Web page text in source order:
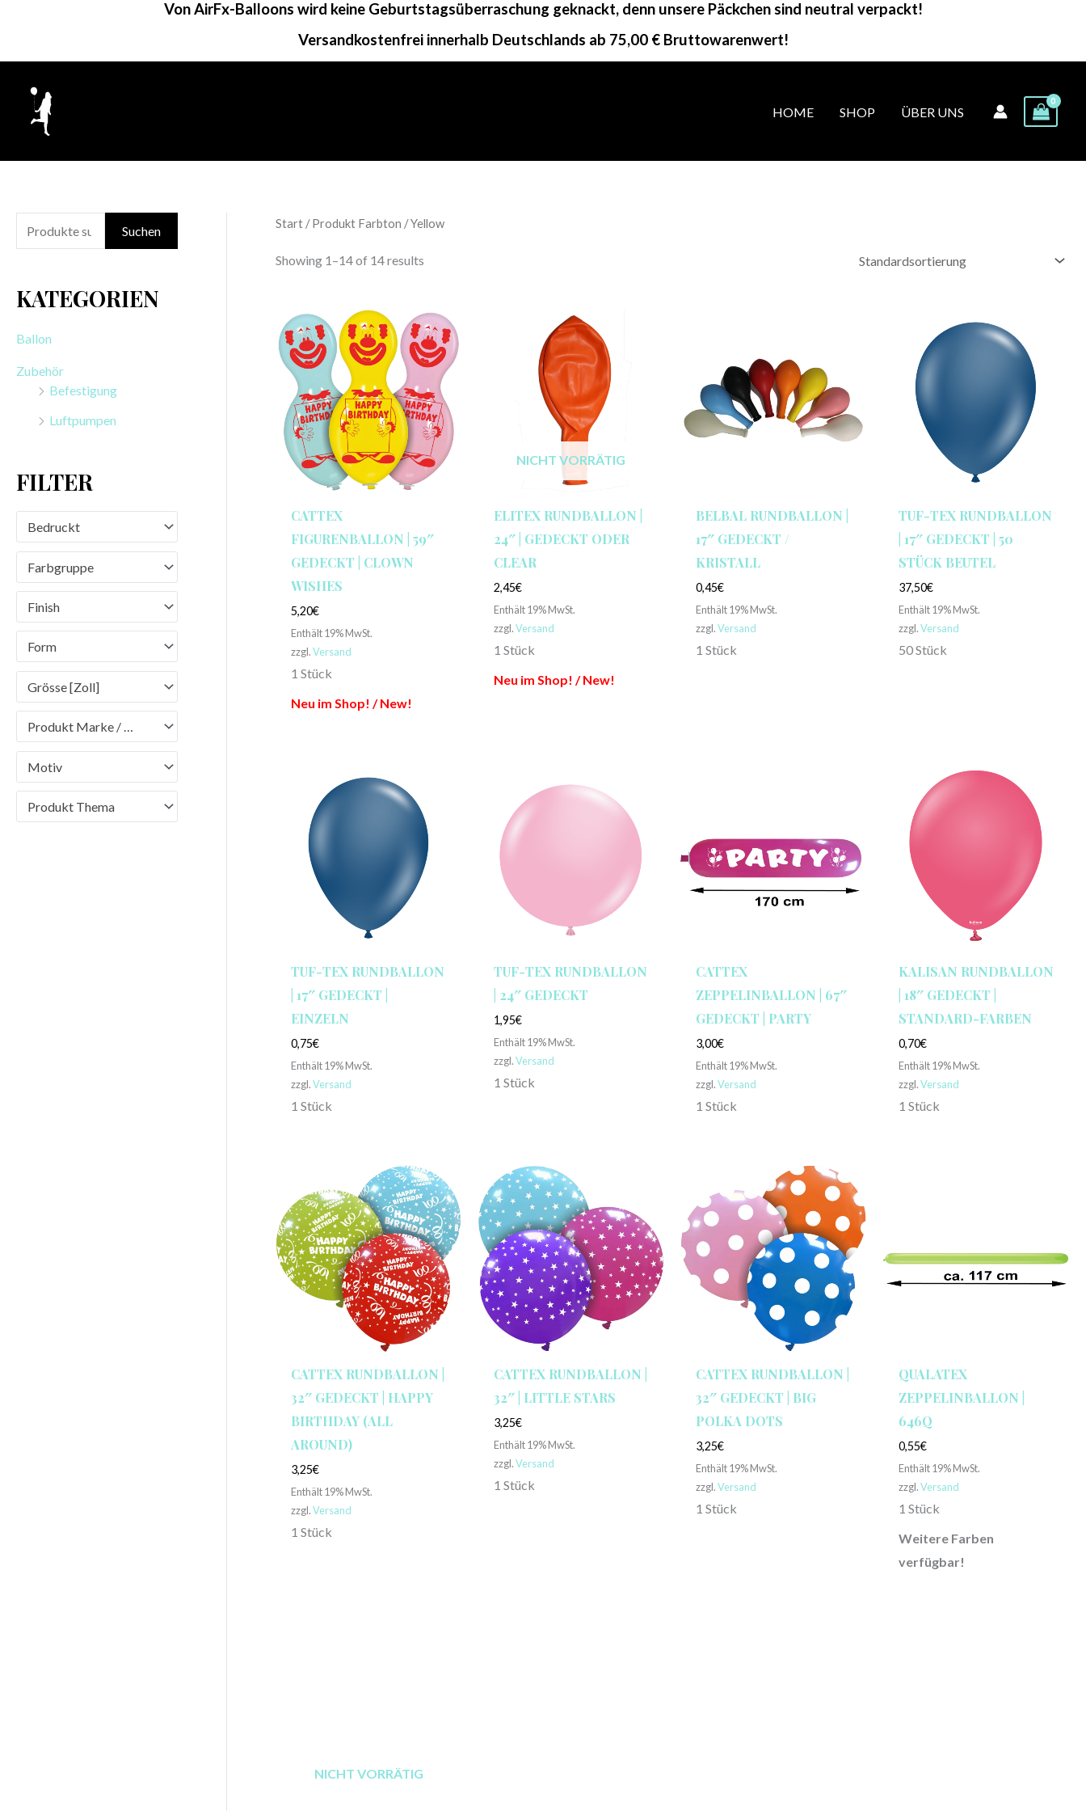
springen
Von AirFx-Balloons wird keine Geburtstagsüberraschung geknackt, denn unsere Päckchen sind neutral verpackt!
Versandkostenfrei innerhalb Deutschlands ab 75,00 € Bruttowarenwert!
HOME SHOP ÜBER UNS
u
h
n
Suchen
KATEGORIEN
Ballon
Zubehör
Befestigung
Luftpumpen
FILTER
Bedruckt
Farbgruppe
Finish
Form
Grösse [Zoll]
Produkt Marke / Brand
Motiv
Produkt Thema
Start/ Produkt Farbton / Yellow
Showing 1–14 of 14 results
CATTEX
FIGURENBALLON | 59″
GEDECKT | CLOWN
WISHES
5,20€
Enthält 19% MwSt.
zzgl.Versand
1 Stück
Neu im Shop! / New!
NICHT VORRÄTIG
ELITEX RUNDBALLON |
24″ | GEDECKT ODER
CLEAR
2,45€
Enthält 19% MwSt.
zzgl.Versand
1 Stück
Neu im Shop! / New!
BELBAL RUNDBALLON |
17″ GEDECKT /
KRISTALL
0,45€
Enthält 19% MwSt.
zzgl.Versand
1 Stück
TUF-TEX RUNDBALLON
| 17″ GEDECKT | 50
STÜCK BEUTEL
37,50€
Enthält 19% MwSt.
zzgl.Versand
50 Stück
TUF-TEX RUNDBALLON
| 17″ GEDECKT |
EINZELN
0,75€
Enthält 19% MwSt.
zzgl.Versand
1 Stück
TUF-TEX RUNDBALLON
| 24″ GEDECKT
1,95€
Enthält 19% MwSt.
zzgl.Versand
1 Stück
CATTEX
ZEPPELINBALLON | 67″
GEDECKT | PARTY
3,00€
Enthält 19% MwSt.
zzgl.Versand
1 Stück
KALISAN RUNDBALLON
| 18″ GEDECKT |
STANDARD-FARBEN
0,70€
Enthält 19% MwSt.
zzgl.Versand
1 Stück
CATTEX RUNDBALLON |
32″ GEDECKT | HAPPY
BIRTHDAY (ALL
AROUND)
3,25€
Enthält 19% MwSt.
zzgl.Versand
1 Stück
CATTEX RUNDBALLON |
32″ | LITTLE STARS
3,25€
Enthält 19% MwSt.
zzgl.Versand
1 Stück
CATTEX RUNDBALLON |
32″ GEDECKT | BIG
POLKA DOTS
3,25€
Enthält 19% MwSt.
zzgl.Versand
1 Stück
QUALATEX
ZEPPELINBALLON |
646Q
0,55€
Enthält 19% MwSt.
zzgl.Versand
1 Stück
Weitere Farben
verfügbar!
NICHT VORRÄTIG